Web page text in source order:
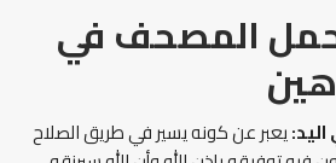
المصحف في
:يعبر عن كونه يسير في طريق الصلاح